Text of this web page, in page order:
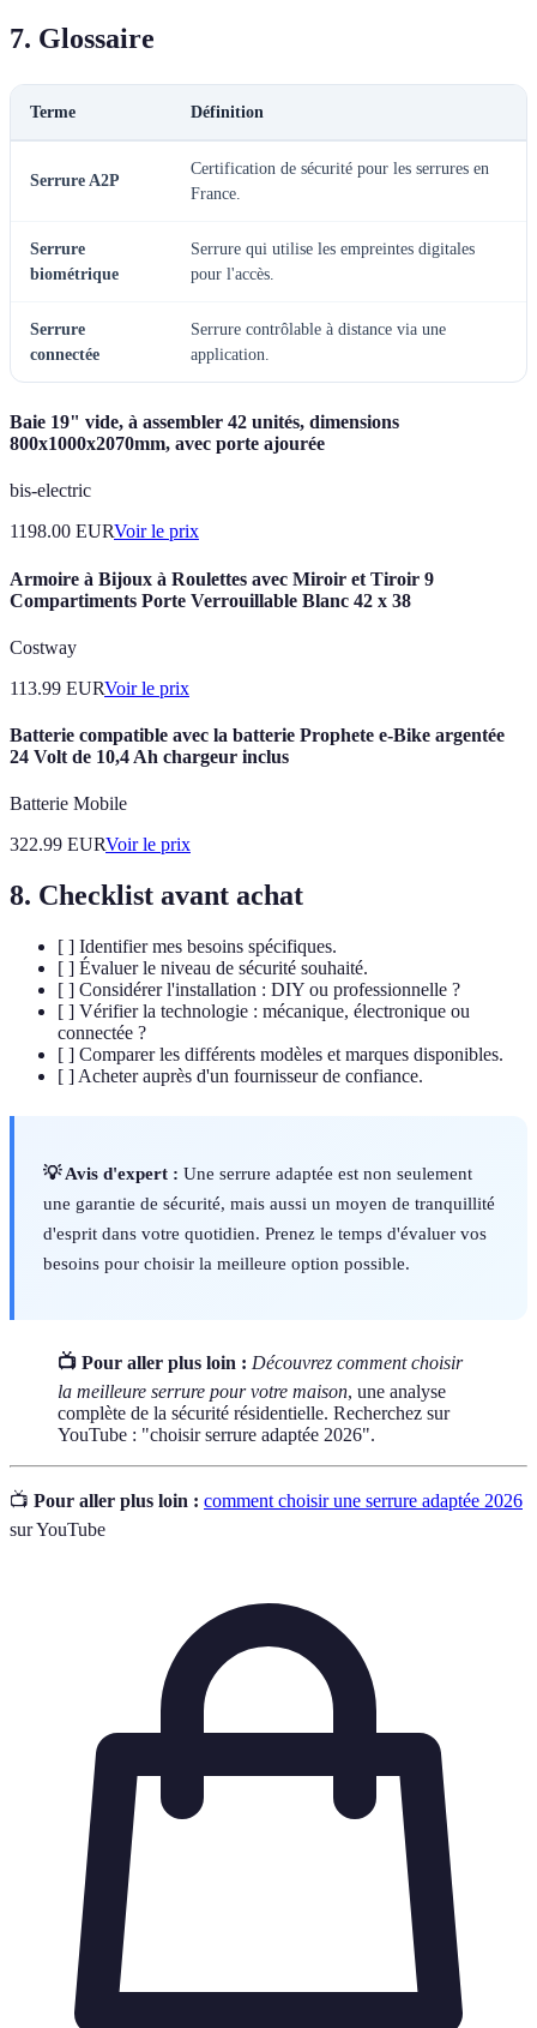
7. Glossaire
Terme Définition
Serrure A2P
Certification de sécurité pour les serrures en
France.
Serrure
biométrique
Serrure qui utilise les empreintes digitales
pour l'accès.
Serrure
connectée
Serrure contrôlable à distance via une
application.
Baie 19" vide, à assembler 42 unités, dimensions
800x1000x2070mm, avec porte ajourée
bis-electric
1198.00 EURVoir le prix
Armoire à Bijoux à Roulettes avec Miroir et Tiroir 9
Compartiments Porte Verrouillable Blanc 42 x 38
Costway
113.99 EURVoir le prix
Batterie compatible avec la batterie Prophete e-Bike argentée
24 Volt de 10,4 Ah chargeur inclus
Batterie Mobile
322.99 EURVoir le prix
8. Checklist avant achat
[ ] Identifier mes besoins spécifiques.
[ ] Évaluer le niveau de sécurité souhaité.
[ ] Considérer l'installation : DIY ou professionnelle ?
[ ] Vérifier la technologie : mécanique, électronique ou
connectée ?
[ ] Comparer les différents modèles et marques disponibles.
[ ] Acheter auprès d'un fournisseur de confiance.
💡 Avis d'expert : Une serrure adaptée est non seulement
une garantie de sécurité, mais aussi un moyen de tranquillité
d'esprit dans votre quotidien. Prenez le temps d'évaluer vos
besoins pour choisir la meilleure option possible.
📺 Pour aller plus loin : Découvrez comment choisir
la meilleure serrure pour votre maison, une analyse
complète de la sécurité résidentielle. Recherchez sur
YouTube : "choisir serrure adaptée 2026".
📺 Pour aller plus loin : comment choisir une serrure adaptée 2026
sur YouTube